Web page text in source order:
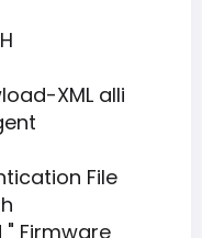
XML alli
File
Firmware